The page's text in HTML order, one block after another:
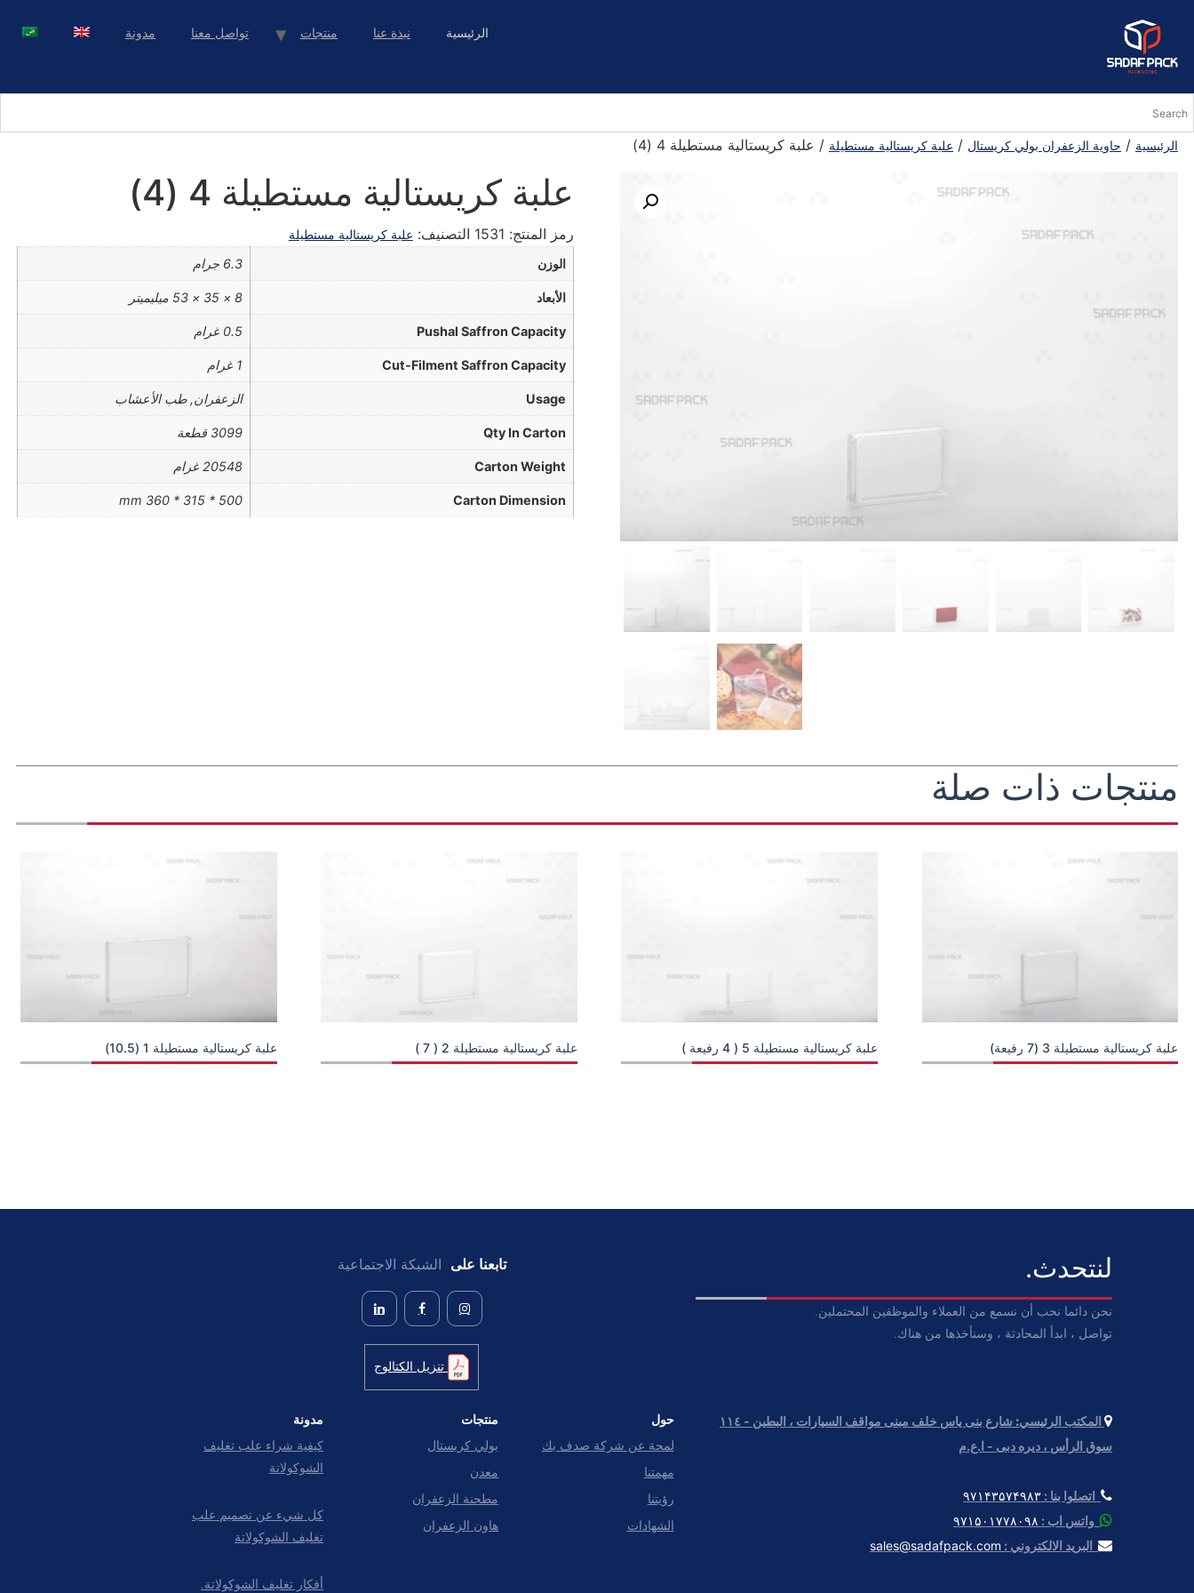
الرئيسية نبذة عنا منتجات تواصل معنا مدونة
الرئيسية / حاوية الزعفران بولي كريستال / علبة كريستالية مستطيلة / علبة كريستالية مستطيلة 4 (4)
علبة كريستالية مستطيلة 4 (4)
رمز المنتج: 1531 التصنيف: علبة كريستالية مستطيلة
الوزن
6.3 جرام
الأبعاد 8 × 35 × 53 ميليميتر
Pushal Saffron Capacity 0.5 غرام
Cut-Filment Saffron Capacity 1 غرام
Usage الزعفران, طب الأعشاب
Qty In Carton 3099 قطعة
Carton Weight 20548 غرام
Carton Dimension
500 * 315 * 360 mm
منتجات ذات صلة
علبة كريستالية مستطيلة 3 (7 رفيعة) علبة كريستالية مستطيلة 5 ( 4 رفيعة ) علبة كريستالية مستطيلة 2 ( 7 ) علبة كريستالية مستطيلة 1 (10.5)
لنتحدث.
نحن دائما نحب أن نسمع من العملاء والموظفين المحتملين.
تواصل ، ابدأ المحادثة ، وسنأخذها من هناك.
تابعنا على الشبكة الاجتماعية
تنزيل الكتالوج
المكتب الرئيسي:
شارع بنى ياس خلف مبنى مواقف السيارات ، البطين - ١١٤
سوق الرأس ، دیره دبی - ا.ع.م
اتصلوا بنا : ۹۷۱۴۳۵۷۴۹۸۳
واتس اب : ۹۷۱۵۰۱۷۷۸۰۹۸
البريد الالكتروني : sales@sadafpack.com
حول
لمحة عن شركة صدف بك
مهمتنا
رؤيتنا
الشهادات
منتجات
بولي كريستال
معدن
مطحنة الزعفران
هاون الزعفران
مدونة
كيفية شراء علب تغليف
الشوكولاتة
كل شيء عن تصمیم علب
تغليف الشوکولاتة
أفكار تغليف الشوكولاتة.